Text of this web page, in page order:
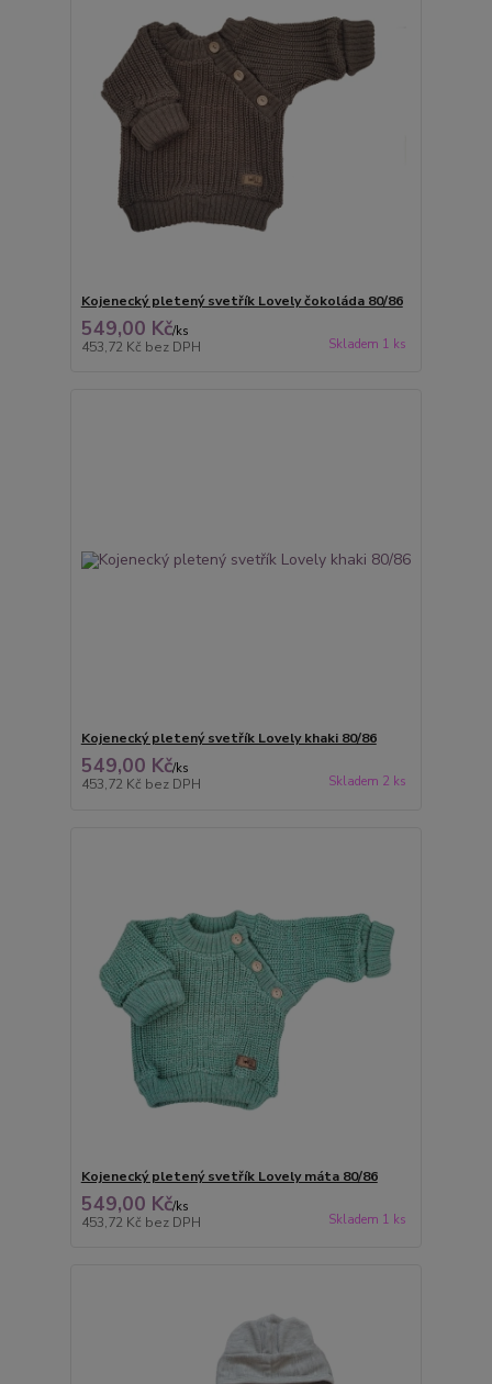
Kojenecký pletený svetřík Lovely čokoláda 80/86
549,00 Kč/ks
453,72 Kč bez DPH Skladem 1 ks
Kojenecký pletený svetřík Lovely khaki 80/86
549,00 Kč/ks
453,72 Kč bez DPH Skladem 2 ks
Kojenecký pletený svetřík Lovely máta 80/86
549,00 Kč/ks
453,72 Kč bez DPH Skladem 1 ks